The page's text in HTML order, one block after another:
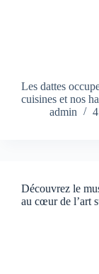
Les dattes
cuisines et nos
admin
Découvrez le
au cœur de l’art